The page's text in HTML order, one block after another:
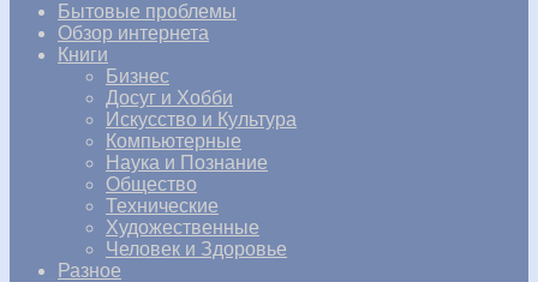
Бытовые проблемы
Обзор интернета
Книги
Бизнес
Досуг и Хобби
Искусство и Культура
Компьютерные
Наука и Познание
Общество
Технические
Художественные
Человек и Здоровье
Разное